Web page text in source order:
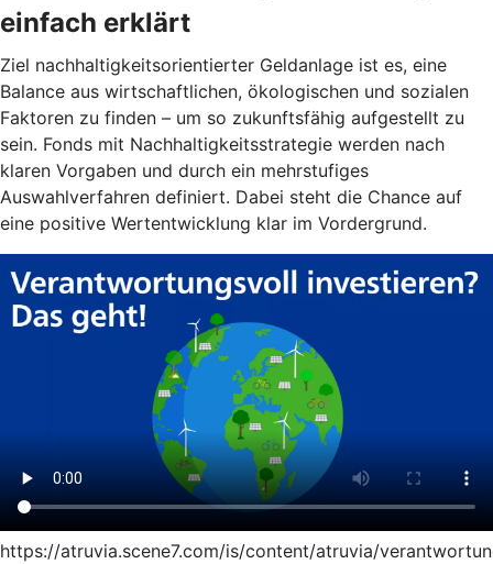
einfach erklärt
Ziel nachhaltigkeitsorientierter Geldanlage ist es, eine
Balance aus wirtschaftlichen, ökologischen und sozialen
Faktoren zu finden – um so zukunftsfähig aufgestellt zu
sein. Fonds mit Nachhaltigkeitsstrategie werden nach
klaren Vorgaben und durch ein mehrstufiges
Auswahlverfahren definiert. Dabei steht die Chance auf
eine positive Wertentwicklung klar im Vordergrund.
https://atruvia.scene7.com/is/content/atruvia/